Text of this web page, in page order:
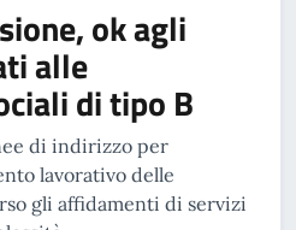
ok agli
alle
di tipo B
di indirizzo per
lavorativo delle
gli affidamenti di servizi